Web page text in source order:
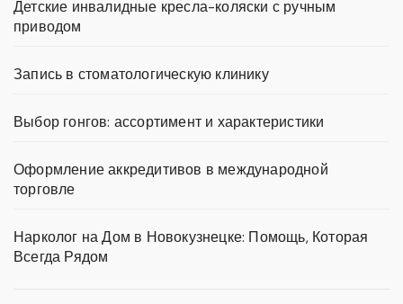
Детские инвалидные кресла-коляски с ручным
приводом
Запись в стоматологическую клинику
Выбор гонгов: ассортимент и характеристики
Оформление аккредитивов в международной
торговле
Нарколог на Дом в Новокузнецке: Помощь, Которая
Всегда Рядом